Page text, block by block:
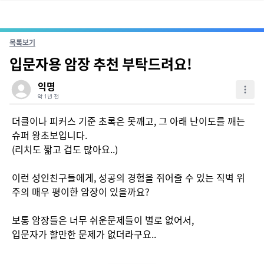
목록보기
입문자용 암장 추천 부탁드려요!
익명
약 1년 전
더클이나 피커스 기준 초록은 못깨고, 그 아래 난이도를 깨는
슈퍼 왕초보입니다.
(리치도 짧고 겁도 많아요..)
이런 성인친구들에게, 성공의 경험을 쥐어줄 수 있는 직벽 위
주의 매우 평이한 암장이 있을까요?
보통 암장들은 너무 쉬운문제들이 별로 없어서,
입문자가 할만한 문제가 없더라구요..